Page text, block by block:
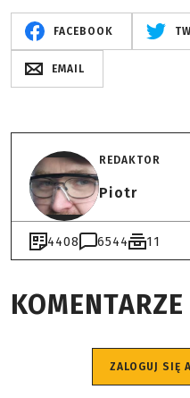
FACEBOOK
EMAIL
REDAKTOR
Piotr
4408 6544 11
KOMENTARZE
ZALOGUJ SIĘ